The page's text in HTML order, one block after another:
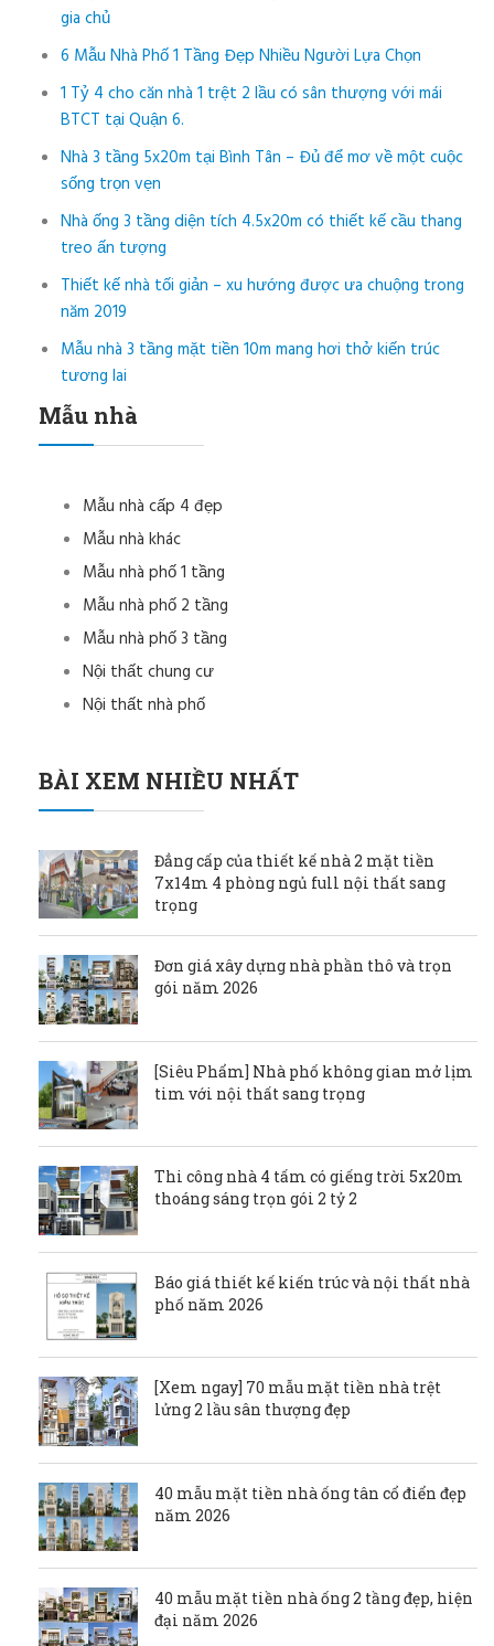
gia chủ
6 Mẫu Nhà Phố 1 Tầng Đẹp Nhiều Người Lựa Chọn
1 Tỷ 4 cho căn nhà 1 trệt 2 lầu có sân thượng với mái
BTCT tại Quận 6.
Nhà 3 tầng 5x20m tại Bình Tân – Đủ để mơ về một cuộc
sống trọn vẹn
Nhà ống 3 tầng diện tích 4.5x20m có thiết kế cầu thang
treo ấn tượng
Thiết kế nhà tối giản – xu hướng được ưa chuộng trong
năm 2019
Mẫu nhà 3 tầng mặt tiền 10m mang hơi thở kiến trúc
tương lai
Mẫu nhà
Mẫu nhà cấp 4 đẹp
Mẫu nhà khác
Mẫu nhà phố 1 tầng
Mẫu nhà phố 2 tầng
Mẫu nhà phố 3 tầng
Nội thất chung cư
Nội thất nhà phố
BÀI XEM NHIỀU NHẤT
Đẳng cấp của thiết kế nhà 2 mặt tiền
7x14m 4 phòng ngủ full nội thất sang
trọng
Đơn giá xây dựng nhà phần thô và trọn
gói năm 2026
[Siêu Phẩm] Nhà phố không gian mở lịm
tim với nội thất sang trọng
Thi công nhà 4 tấm có giếng trời 5x20m
thoáng sáng trọn gói 2 tỷ 2
Báo giá thiết kế kiến trúc và nội thất nhà
phố năm 2026
[Xem ngay] 70 mẫu mặt tiền nhà trệt
lửng 2 lầu sân thượng đẹp
40 mẫu mặt tiền nhà ống tân cổ điển đẹp
năm 2026
40 mẫu mặt tiền nhà ống 2 tầng đẹp, hiện
đại năm 2026